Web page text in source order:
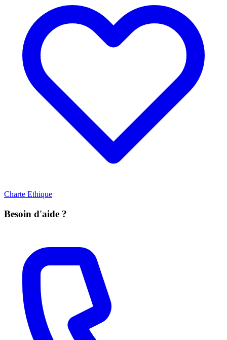
Charte Ethique
Besoin d'aide ?